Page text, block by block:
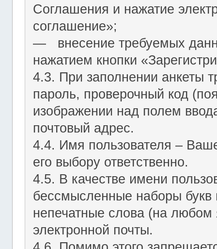
Соглашения и нажатие
соглашение»;
― внесение требуемых
нажатием кнопки
4.3. При заполнении анкеты
пароль, проверочный код
изображении над полем
почтовый адрес.
4.4. Имя пользователя –
его выбору ответственно.
4.5. В качестве имени
бессмысленные наборы
непечатные слова (на любом
электронной почты.